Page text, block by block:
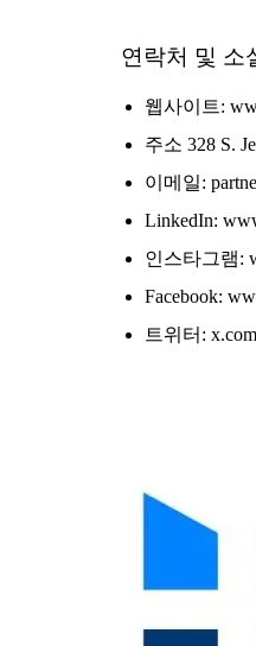
연락처 및 소
웹사이트:
주소 328 S.
이메일:
LinkedIn:
인스타그램:
Facebook:
트위터: